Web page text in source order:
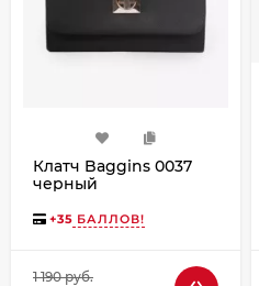
Клатч Baggins 0037
черный
+35 БАЛЛОВ!
1 190 руб.